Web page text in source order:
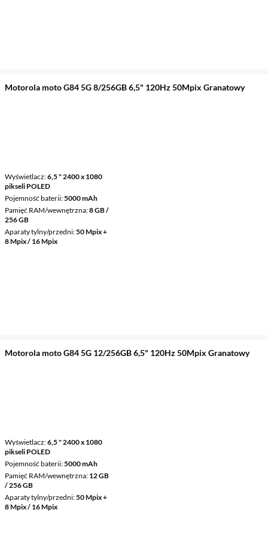
Motorola moto G84 5G 8/256GB 6,5" 120Hz 50Mpix Granatowy
Wyświetlacz 6,5 " 2400 x 1080
pikseli POLED
Pojemność baterii 5000 mAh
Pamięć RAM/wewnętrzna 8 GB /
256 GB
Aparaty tylny/przedni 50 Mpix +
8 Mpix / 16 Mpix
Motorola moto G84 5G 12/256GB 6,5" 120Hz 50Mpix Granatowy
Wyświetlacz 6,5 " 2400 x 1080
pikseli POLED
Pojemność baterii 5000 mAh
Pamięć RAM/wewnętrzna 12 GB
/ 256 GB
Aparaty tylny/przedni 50 Mpix +
8 Mpix / 16 Mpix